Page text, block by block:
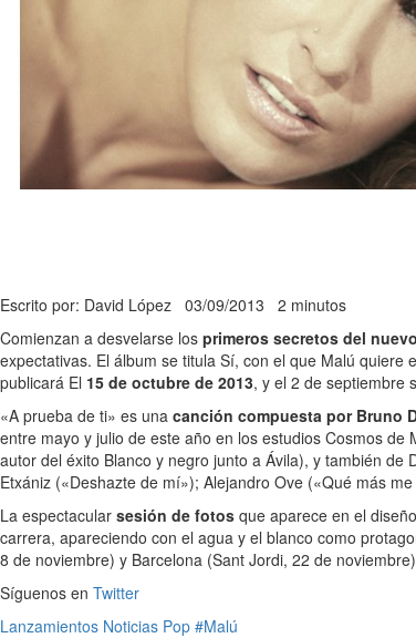
Escrito por: David López 03/09/2013 2 minutos
Comienzan a desvelarse los primeros secretos del
expectativas. El álbum se titula Sí, con el que Malú
publicará El 15 de octubre de 2013, y el 2 de septiembre
«A prueba de ti» es una canción compuesta por Bruno
entre mayo y julio de este año en los estudios Cosmos
autor del éxito Blanco y negro junto a Ávila), y también
Etxániz («Deshazte de mí»); Alejandro Ove («Qué más
La espectacular sesión de fotos que aparece en el
carrera, apareciendo con el agua y el blanco como
8 de noviembre) y Barcelona (Sant Jordi, 22 de
Síguenos en Twitter
Lanzamientos Noticias Pop #Malú